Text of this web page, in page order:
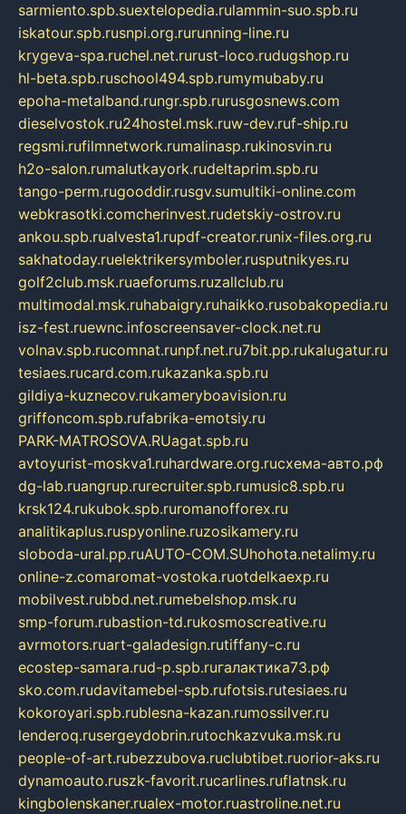
sarmiento.spb.suextelopedia.rulammin-suo.spb.ru
iskatour.spb.rusnpi.org.rurunning-line.ru
krygeva-spa.ruchel.net.rurust-loco.rudugshop.ru
hl-beta.spb.ruschool494.spb.rumymubaby.ru
epoha-metalband.rungr.spb.rurusgosnews.com
dieselvostok.ru24hostel.msk.ruw-dev.ruf-ship.ru
regsmi.rufilmnetwork.rumalinasp.rukinosvin.ru
h2o-salon.rumalutkayork.rudeltaprim.spb.ru
tango-perm.rugooddir.rusgv.sumultiki-online.com
webkrasotki.comcherinvest.rudetskiy-ostrov.ru
ankou.spb.rualvesta1.rupdf-creator.runix-files.org.ru
sakhatoday.ruelektrikersymboler.rusputnikyes.ru
golf2club.msk.ruaeforums.ruzallclub.ru
multimodal.msk.ruhabaigry.ruhaikko.rusobakopedia.ru
isz-fest.ruewnc.infoscreensaver-clock.net.ru
volnav.spb.rucomnat.runpf.net.ru7bit.pp.rukalugatur.ru
tesiaes.rucard.com.rukazanka.spb.ru
gildiya-kuznecov.rukameryboavision.ru
griffoncom.spb.rufabrika-emotsiy.ru
PARK-MATROSOVA.RUagat.spb.ru
avtoyurist-moskva1.ruhardware.org.ruсхема-авто.рф
dg-lab.ruangrup.rurecruiter.spb.rumusic8.spb.ru
krsk124.rukubok.spb.ruromanofforex.ru
analitikaplus.ruspyonline.ruzosikamery.ru
sloboda-ural.pp.ruAUTO-COM.SUhohota.netalimy.ru
online-z.comaromat-vostoka.ruotdelkaexp.ru
mobilvest.rubbd.net.rumebelshop.msk.ru
smp-forum.rubastion-td.rukosmoscreative.ru
avrmotors.ruart-galadesign.rutiffany-c.ru
ecostep-samara.rud-p.spb.ruгалактика73.рф
sko.com.rudavitamebel-spb.rufotsis.rutesiaes.ru
kokoroyari.spb.rublesna-kazan.rumossilver.ru
lenderoq.rusergeydobrin.rutochkazvuka.msk.ru
people-of-art.rubezzubova.ruclubtibet.ruorior-aks.ru
dynamoauto.ruszk-favorit.rucarlines.ruflatnsk.ru
kingbolenskaner.rualex-motor.ruastroline.net.ru